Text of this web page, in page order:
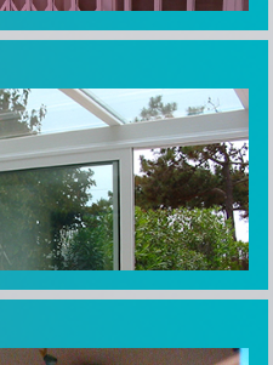
la para nós! A cor combina
da nossa quinta tradicional! Nós
acabam de sair da nossa
estamos satisfeitos com o
fantástica vocês têm. Eles foram
e muito cuidadosos em nossa
do seu trabalho (incomum nos dias
das originais. Muito